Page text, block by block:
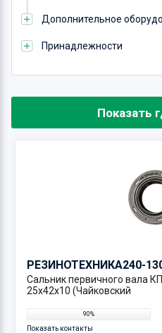
Дополнительное
Принадлежности
Показать
РЕЗИНОТЕХНИКА240-
Сальник первичного вала
25х42х10 (Чайковский
90%
Показать контакты